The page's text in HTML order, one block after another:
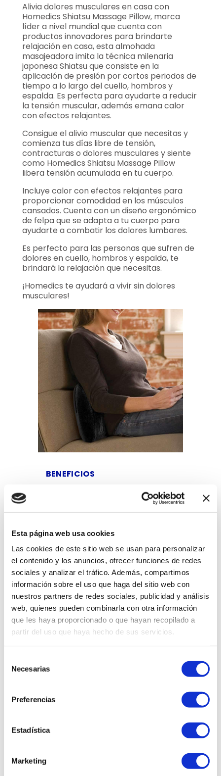
Esta página web usa cookies
Las cookies de este sitio web se usan para personalizar
el contenido y los anuncios, ofrecer funciones de redes
sociales y analizar el tráfico. Además, compartimos
información sobre el uso que haga del sitio web con
nuestros partners de redes sociales, publicidad y análisis
web, quienes pueden combinarla con otra información
que les haya proporcionado o que hayan recopilado a
partir del uso que haya hecho de sus servicios.
Necesarias
Preferencias
Estadística
Marketing
Alivia dolores musculares en casa con
Homedics Shiatsu Massage Pillow, marca
líder a nivel mundial que cuenta con
productos innovadores para brindarte
relajación en casa, esta almohada
masajeadora imita la técnica milenaria
japonesa Shiatsu que consiste en la
aplicación de presión por cortos periodos de
tiempo a lo largo del cuello, hombros y
espalda. Es perfecta para ayudarte a reducir
la tensión muscular, además emana calor
con efectos relajantes.
Consigue el alivio muscular que necesitas y
comienza tus días libre de tensión,
contracturas o dolores musculares y siente
como Homedics Shiatsu Massage Pillow
libera tensión acumulada en tu cuerpo.
Incluye calor con efectos relajantes para
proporcionar comodidad en los músculos
cansados. Cuenta con un diseño ergonómico
de felpa que se adapta a tu cuerpo para
ayudarte a combatir los dolores lumbares.
Es perfecto para las personas que sufren de
dolores en cuello, hombros y espalda, te
brindará la relajación que necesitas.
¡Homedics te ayudará a vivir sin dolores
musculares!
BENEFICIOS
¿Te imaginas recibir un masaje
tipo Shiatsu en casa? Ahora es
posible gracias a Homedics
reducir el dolor muscular en
pasas demasiado tiempo
sentado o necesitas relajarte,
ahora será mucho más fácil, es
perfecta para relajar y acelerar
la recuperación de los músculos.